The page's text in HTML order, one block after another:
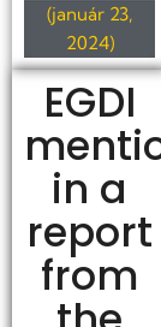
(január 23,
2024)
EGDI
in a
report
from